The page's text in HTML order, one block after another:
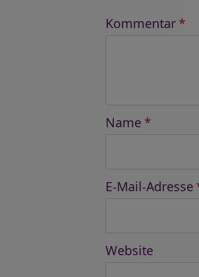
Kommentar *
Name *
E-Mail-Adresse
Website